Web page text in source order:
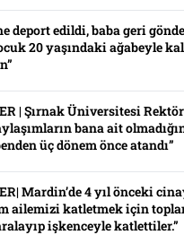
deport edildi, baba geri
20 yaşındaki ağabeyle
| Şırnak Üniversitesi
bana ait
üç dönem önce atandı”
Mardin’de 4 yıl önceki
ailemizi katletmek için
işkenceyle katlettiler.”